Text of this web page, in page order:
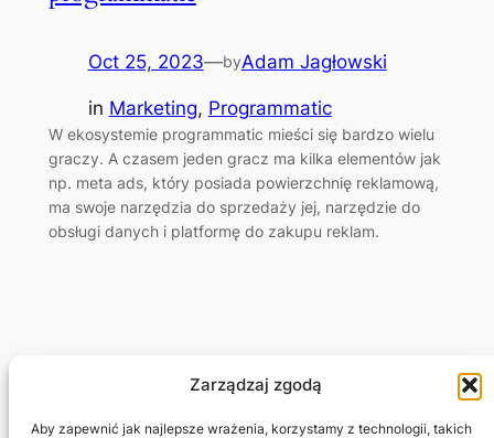
Zarządzaj zgodą
Aby zapewnić jak najlepsze wrażenia, korzystamy z technologii, takich
Oct 25, 2023—byAdam Jagłowski
in Marketing, Programmatic
W ekosystemie programmatic mieści się bardzo wielu
graczy. A czasem jeden gracz ma kilka elementów jak
np. meta ads, który posiada powierzchnię reklamową,
ma swoje narzędzia do sprzedaży jej, narzędzie do
obsługi danych i platformę do zakupu reklam.
Adam Jagłowski